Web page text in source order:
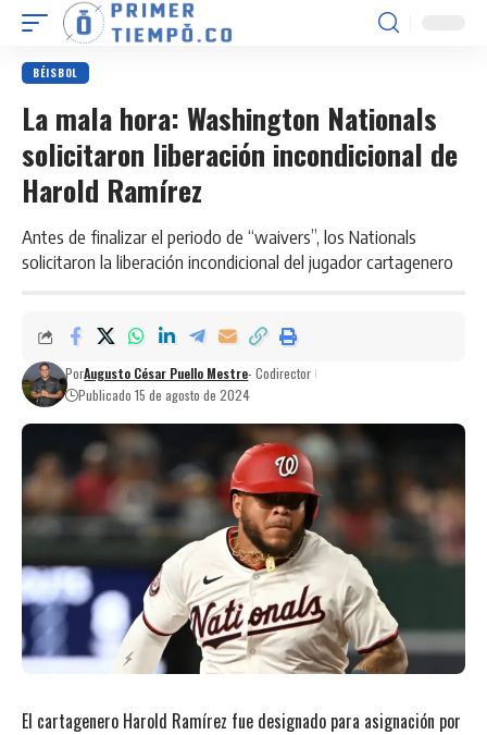
BÉISBOL
La mala hora: Washington Nationals
solicitaron liberación incondicional de
Harold Ramírez
Antes de finalizar el periodo de “waivers”, los Nationals
solicitaron la liberación incondicional del jugador cartagenero
PorAugusto César Puello Mestre- Codirector
Publicado 15 de agosto de 2024
El cartagenero Harold Ramírez fue designado para asignación por